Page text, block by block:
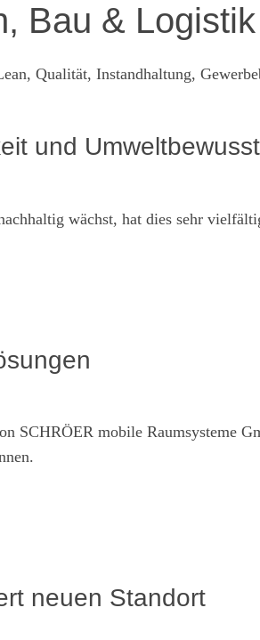
Bau & Logistik
Qualität, Instandhaltung,
und
wächst, hat dies sehr
SCHRÖER mobile Raumsysteme
neuen Standort